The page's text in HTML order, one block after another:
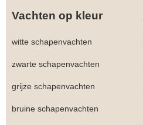
Vachten op kleur
witte schapenvachten
zwarte schapenvachten
grijze schapenvachten
bruine schapenvachten